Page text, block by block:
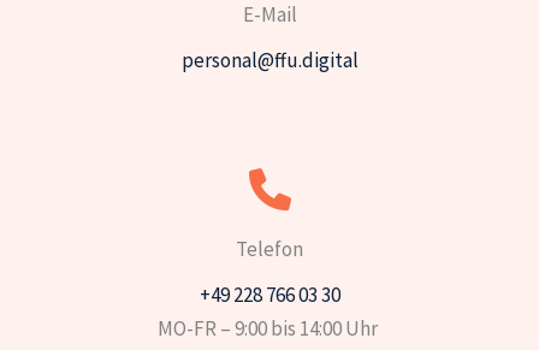
E-Mail
personal@ffu.digital
Telefon
+49 228 766 03 30
MO-FR – 9:00 bis 14:00 Uhr